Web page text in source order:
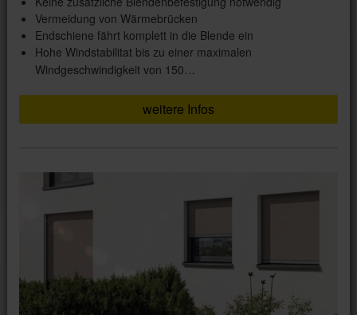
Vermeidung von Wärmebrücken
Endschiene fährt komplett in die Blende ein
Hohe Windstabilitat bis zu einer maximalen
Windgeschwindigkeit von 150…
weitere Infos